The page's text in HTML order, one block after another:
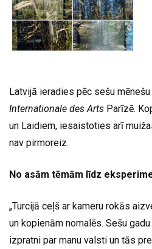
Latvijā ieradies pēc sešu
Internationale des Arts Parīzē.
un Laidiem, iesaistoties arī
nav pirmoreiz.
No asām tēmām līdz
„Turcijā ceļš ar kameru rokās
un kopienām nomalēs. Sešu
izpratni par manu valsti un tās